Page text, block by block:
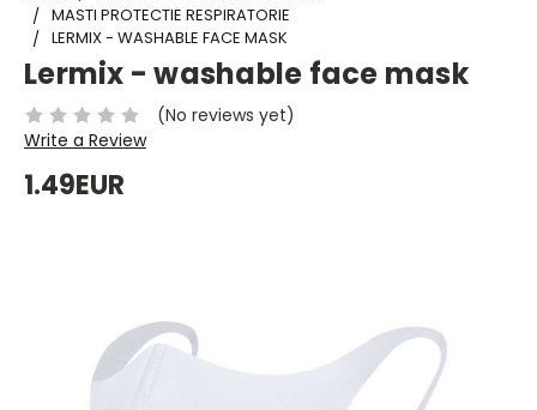
MASTI PROTECTIE RESPIRATORIE
LERMIX - WASHABLE FACE MASK
Lermix - washable face mask
(No reviews yet)
Write a Review
1.49EUR